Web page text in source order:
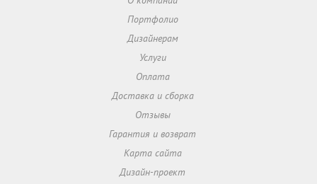
Портфолио
Дизайнерам
Услуги
Оплата
Доставка и сборка
Отзывы
Гарантия и возврат
Карта сайта
Дизайн-проект